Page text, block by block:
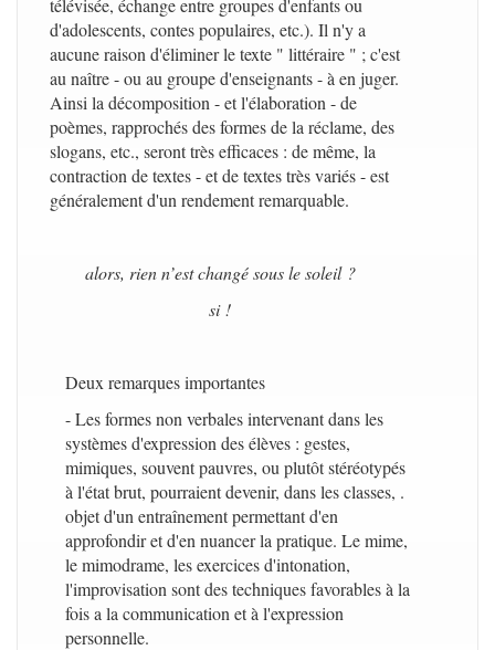
télévisée, échange entre groupes d'enfants ou
d'adolescents, contes populaires, etc.). Il n'y a
aucune raison d'éliminer le texte " littéraire " ; c'est
au naître - ou au groupe d'enseignants - à en juger.
Ainsi la décomposition - et l'élaboration - de
poèmes, rapprochés des formes de la réclame, des
slogans, etc., seront très efficaces : de même, la
contraction de textes - et de textes très variés - est
généralement d'un rendement remarquable.
alors, rien n’est changé sous le soleil ?
si !
Deux remarques importantes
- Les formes non verbales intervenant dans les
systèmes d'expression des élèves : gestes,
mimiques, souvent pauvres, ou plutôt stéréotypés
à l'état brut, pourraient devenir, dans les classes, .
objet d'un entraînement permettant d'en
approfondir et d'en nuancer la pratique. Le mime,
le mimodrame, les exercices d'intonation,
l'improvisation sont des techniques favorables à la
fois a la communication et à l'expression
personnelle.